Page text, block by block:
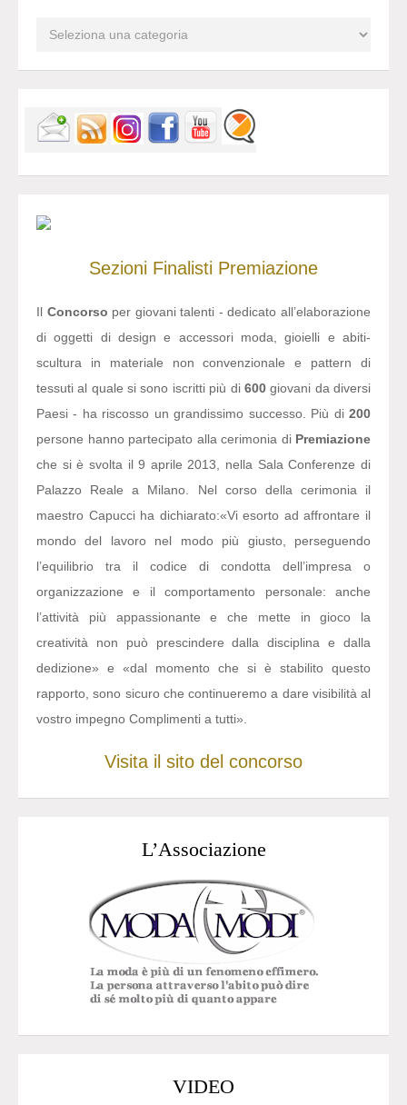
Sezioni Finalisti Premiazione
Il Concorso per giovani talenti - dedicato all’elaborazione
di oggetti di design e accessori moda, gioielli e abiti-
scultura in materiale non convenzionale e pattern di
tessuti al quale si sono iscritti più di 600giovani da diversi
Paesi - ha riscosso un grandissimo successo. Più di 200
persone hanno partecipato alla cerimonia di Premiazione
che si è svolta il 9 aprile 2013, nella Sala Conferenze di
Palazzo Reale a Milano. Nel corso della cerimonia il
maestro Capucci ha dichiarato:«Vi esorto ad affrontare il
mondo del lavoro nel modo più giusto, perseguendo
l’equilibrio tra il codice di condotta dell’impresa o
organizzazione e il comportamento personale: anche
l’attività più appassionante e che mette in gioco la
creatività non può prescindere dalla disciplina e dalla
dedizione» e «dal momento che si è stabilito questo
rapporto, sono sicuro che continueremo a dare visibilità al
vostro impegno Complimenti a tutti».
Visita il sito del concorso
L’Associazione
VIDEO